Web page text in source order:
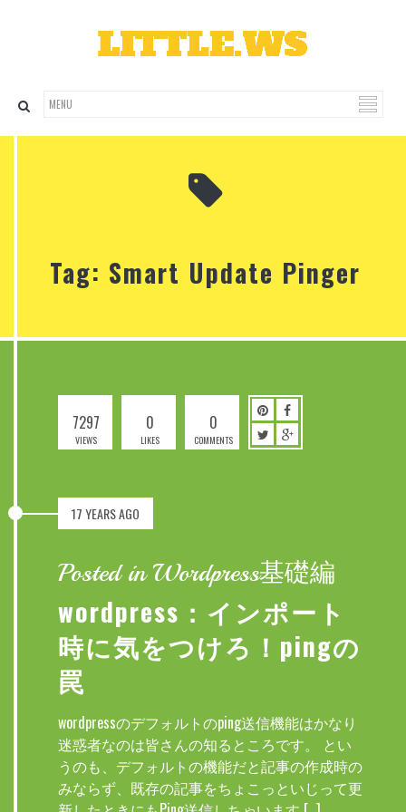
Tag: Smart Update Pinger
7297
VIEWS
0
LIKES
0
COMMENTS
17 YEARS AGO
Posted in Wordpress基礎編
wordpress：インポート
時に気をつけろ！pingの
罠
wordpressのデフォルトのping送信機能はかなり
迷惑者なのは皆さんの知るところです。 とい
うのも、デフォルトの機能だと記事の作成時の
みならず、既存の記事をちょこっといじって更